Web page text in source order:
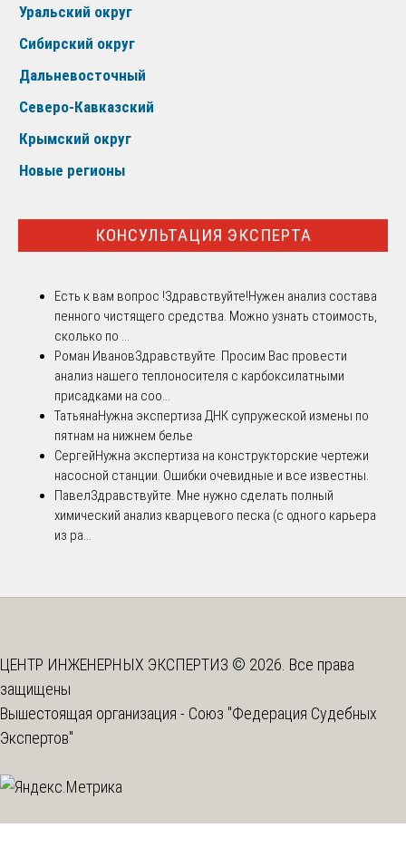
Уральский округ
Сибирский округ
Дальневосточный
Северо-Кавказский
Крымский округ
Новые регионы
КОНСУЛЬТАЦИЯ ЭКСПЕРТА
Есть к вам вопрос !Здравствуйте!Нужен анализ состава
пенного чистящего средства. Можно узнать стоимость,
сколько по ...
Роман ИвановЗдравствуйте. Просим Вас провести
анализ нашего теплоносителя с карбоксилатными
присадками на соо...
ТатьянаНужна экспертиза ДНК супружеской измены по
пятнам на нижнем белье
СергейНужна экспертиза на конструкторские чертежи
насосной станции. Ошибки очевидные и все известны.
ПавелЗдравствуйте. Мне нужно сделать полный
химический анализ кварцевого песка (с одного карьера
из ра...
ЦЕНТР ИНЖЕНЕРНЫХ ЭКСПЕРТИЗ © 2026. Все права
защищены
Вышестоящая организация - Союз "Федерация Судебных
Экспертов"